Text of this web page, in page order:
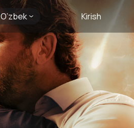
O’zbek Kirish